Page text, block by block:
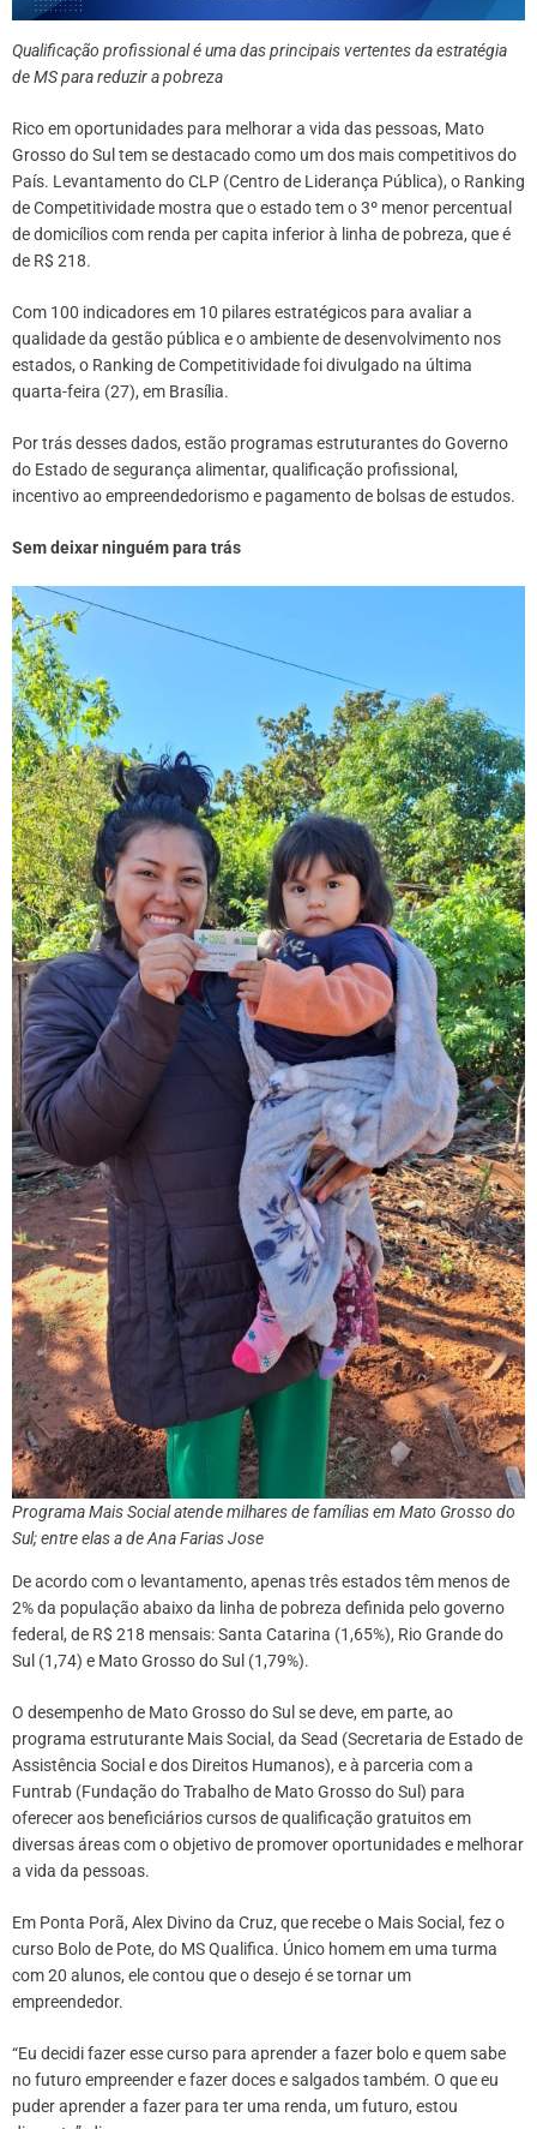
Qualificação profissional é uma das principais vertentes da estratégia
de MS para reduzir a pobreza
Rico em oportunidades para melhorar a vida das pessoas, Mato
Grosso do Sul tem se destacado como um dos mais competitivos do
País. Levantamento do CLP (Centro de Liderança Pública), o Ranking
de Competitividade mostra que o estado tem o 3º menor percentual
de domicílios com renda per capita inferior à linha de pobreza, que é
de R$ 218.
Com 100 indicadores em 10 pilares estratégicos para avaliar a
qualidade da gestão pública e o ambiente de desenvolvimento nos
estados, o Ranking de Competitividade foi divulgado na última
quarta-feira (27), em Brasília.
Por trás desses dados, estão programas estruturantes do Governo
do Estado de segurança alimentar, qualificação profissional,
incentivo ao empreendedorismo e pagamento de bolsas de estudos.
Sem deixar ninguém para trás
Programa Mais Social atende milhares de famílias em Mato Grosso do
Sul; entre elas a de Ana Farias Jose
De acordo com o levantamento, apenas três estados têm menos de
2% da população abaixo da linha de pobreza definida pelo governo
federal, de R$ 218 mensais: Santa Catarina (1,65%), Rio Grande do
Sul (1,74) e Mato Grosso do Sul (1,79%).
O desempenho de Mato Grosso do Sul se deve, em parte, ao
programa estruturante Mais Social, da Sead (Secretaria de Estado de
Assistência Social e dos Direitos Humanos), e à parceria com a
Funtrab (Fundação do Trabalho de Mato Grosso do Sul) para
oferecer aos beneficiários cursos de qualificação gratuitos em
diversas áreas com o objetivo de promover oportunidades e melhorar
a vida da pessoas.
Em Ponta Porã, Alex Divino da Cruz, que recebe o Mais Social, fez o
curso Bolo de Pote, do MS Qualifica. Único homem em uma turma
com 20 alunos, ele contou que o desejo é se tornar um
empreendedor.
“Eu decidi fazer esse curso para aprender a fazer bolo e quem sabe
no futuro empreender e fazer doces e salgados também. O que eu
puder aprender a fazer para ter uma renda, um futuro, estou